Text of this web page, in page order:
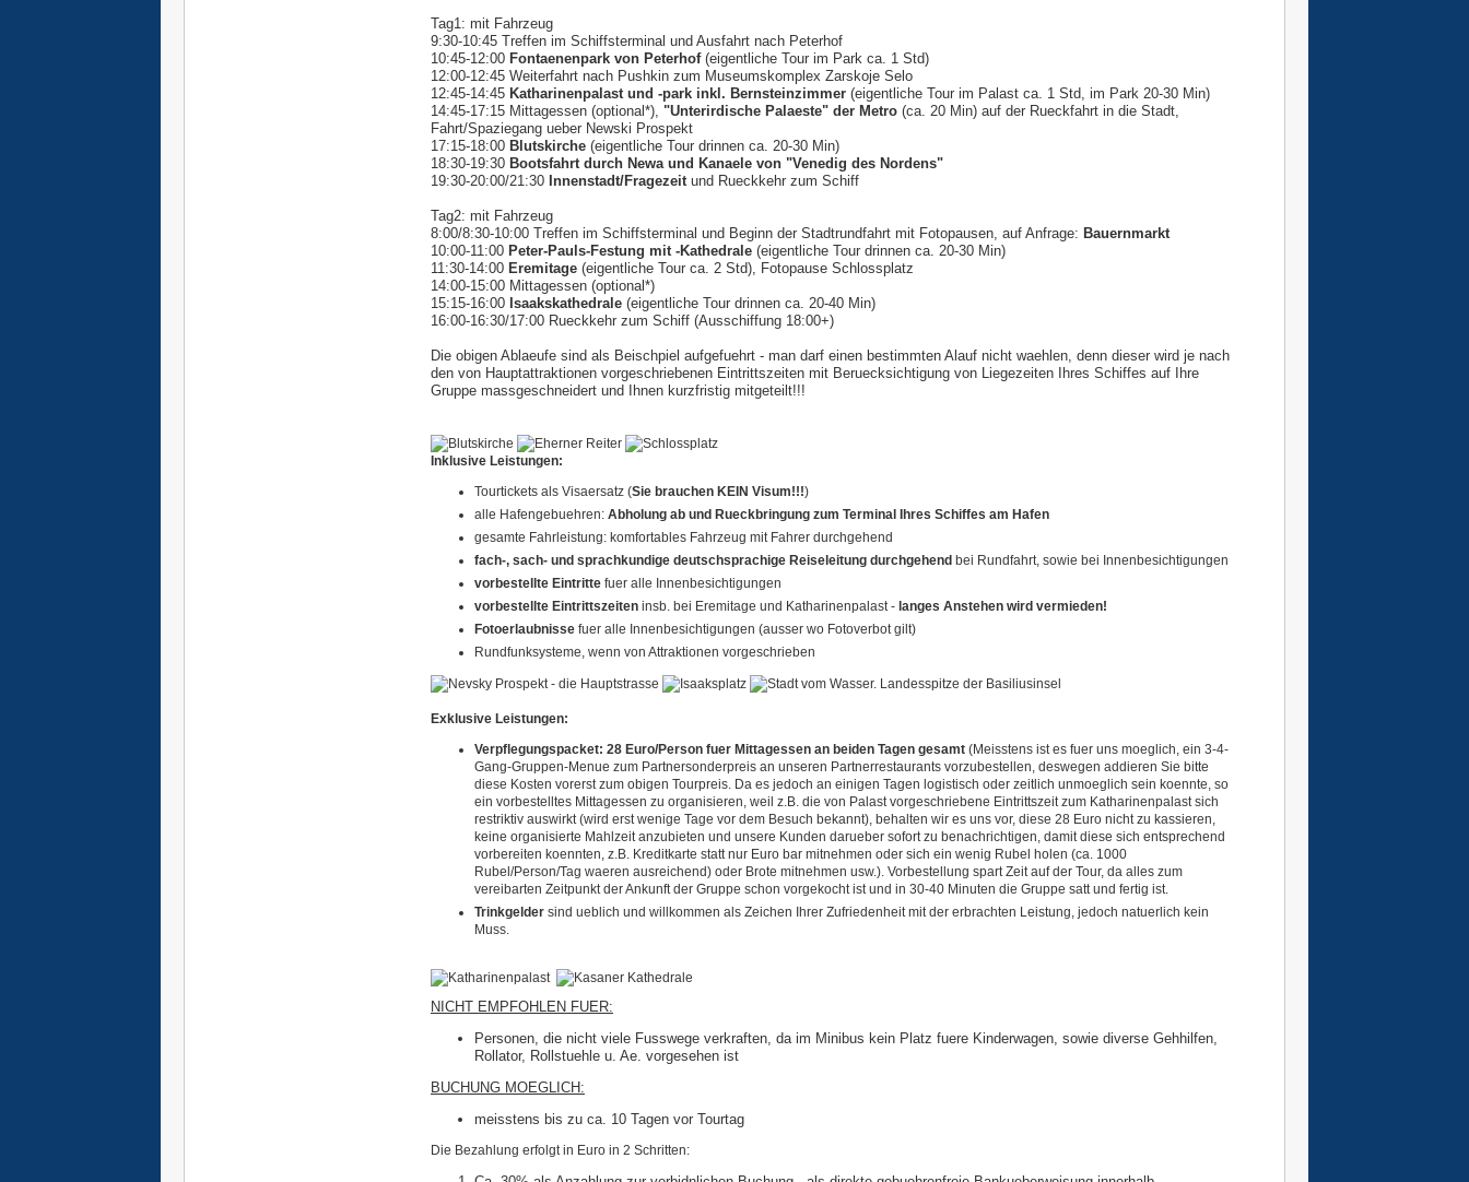
Tag1: mit Fahrzeug
9:30-10:45 Treffen im Schiffsterminal und Ausfahrt nach Peterhof
10:45-12:00 Fontaenenpark von Peterhof (eigentliche Tour im Park ca. 1 Std)
12:00-12:45 Weiterfahrt nach Pushkin zum Museumskomplex Zarskoje Selo
12:45-14:45 Katharinenpalast und -park inkl. Bernsteinzimmer (eigentliche Tour im Palast ca. 1 Std, im Park 20-30 Min)
14:45-17:15 Mittagessen (optional*), "Unterirdische Palaeste" der Metro (ca. 20 Min) auf der Rueckfahrt in die Stadt,
Fahrt/Spaziegang ueber Newski Prospekt
17:15-18:00 Blutskirche (eigentliche Tour drinnen ca. 20-30 Min)
18:30-19:30 Bootsfahrt durch Newa und Kanaele von "Venedig des Nordens"
19:30-20:00/21:30 Innenstadt/Fragezeitund Rueckkehr zum Schiff
Tag2: mit Fahrzeug
8:00/8:30-10:00 Treffen im Schiffsterminal und Beginn der Stadtrundfahrt mit Fotopausen, auf Anfrage: Bauernmarkt
10:00-11:00 Peter-Pauls-Festung mit -Kathedrale (eigentliche Tour drinnen ca. 20-30 Min)
11:30-14:00 Eremitage (eigentliche Tour ca. 2 Std), Fotopause Schlossplatz
14:00-15:00 Mittagessen (optional*)
15:15-16:00 Isaakskathedrale (eigentliche Tour drinnen ca. 20-40 Min)
16:00-16:30/17:00 Rueckkehr zum Schiff (Ausschiffung 18:00+)
Die obigen Ablaeufe sind als Beischpiel aufgefuehrt - man darf einen bestimmten Alauf nicht waehlen, denn dieser wird je nach
den von Hauptattraktionen vorgeschriebenen Eintrittszeiten mit Beruecksichtigung von Liegezeiten Ihres Schiffes auf Ihre
Gruppe massgeschneidert und Ihnen kurzfristig mitgeteilt!!!
Inklusive Leistungen:
Tourtickets als Visaersatz (Sie brauchen KEIN Visum!!!)
alle Hafengebuehren: Abholung ab und Rueckbringung zum Terminal Ihres Schiffes am Hafen
gesamte Fahrleistung: komfortables Fahrzeug mit Fahrer durchgehend
fach-, sach- und sprachkundige deutschsprachige Reiseleitung durchgehend bei Rundfahrt, sowie bei Innenbesichtigungen
vorbestellte Eintritte fuer alle Innenbesichtigungen
vorbestellte Eintrittszeiten insb. bei Eremitage und Katharinenpalast - langes Anstehen wird vermieden!
Fotoerlaubnisse fuer alle Innenbesichtigungen (ausser wo Fotoverbot gilt)
Rundfunksysteme, wenn von Attraktionen vorgeschrieben
Exklusive Leistungen:
Verpflegungspacket: 28 Euro/Person fuer Mittagessen an beiden Tagen gesamt (Meisstens ist es fuer uns moeglich, ein 3-4-
Gang-Gruppen-Menue zum Partnersonderpreis an unseren Partnerrestaurants vorzubestellen, deswegen addieren Sie bitte
diese Kosten vorerst zum obigen Tourpreis. Da es jedoch an einigen Tagen logistisch oder zeitlich unmoeglich sein koennte, so
ein vorbestelltes Mittagessen zu organisieren, weil z.B. die von Palast vorgeschriebene Eintrittszeit zum Katharinenpalast sich
restriktiv auswirkt (wird erst wenige Tage vor dem Besuch bekannt), behalten wir es uns vor, diese 28 Euro nicht zu kassieren,
keine organisierte Mahlzeit anzubieten und unsere Kunden darueber sofort zu benachrichtigen, damit diese sich entsprechend
vorbereiten koennten, z.B. Kreditkarte statt nur Euro bar mitnehmen oder sich ein wenig Rubel holen (ca. 1000
Rubel/Person/Tag waeren ausreichend) oder Brote mitnehmen usw.). Vorbestellung spart Zeit auf der Tour, da alles zum
vereibarten Zeitpunkt der Ankunft der Gruppe schon vorgekocht ist und in 30-40 Minuten die Gruppe satt und fertig ist.
Trinkgelder sind ueblich und willkommen als Zeichen Ihrer Zufriedenheit mit der erbrachten Leistung, jedoch natuerlich kein
Muss.
NICHT EMPFOHLEN FUER:
Personen, die nicht viele Fusswege verkraften, da im Minibus kein Platz fuere Kinderwagen, sowie diverse Gehhilfen,
Rollator, Rollstuehle u. Ae. vorgesehen ist
BUCHUNG MOEGLICH:
meisstens bis zu ca. 10 Tagen vor Tourtag
Die Bezahlung erfolgt in Euro in 2 Schritten: